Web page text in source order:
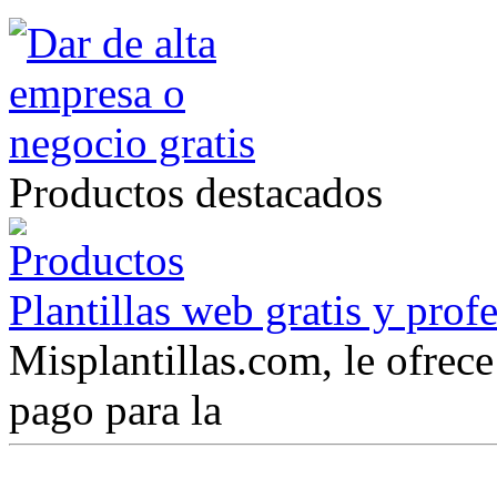
Productos destacados
Plantillas web gratis y
Misplantillas.com, le
pago para la